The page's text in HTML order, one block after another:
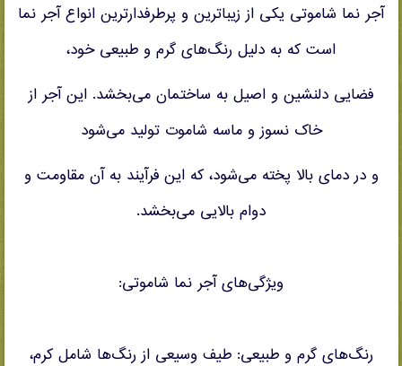
آجر نما شاموتی یکی از زیباترین و پرطرفدارترین انواع آجر نما
است که به دلیل رنگ‌های گرم و طبیعی خود،
فضایی دلنشین و اصیل به ساختمان می‌بخشد. این آجر از
خاک نسوز و ماسه شاموت تولید می‌شود
و در دمای بالا پخته می‌شود، که این فرآیند به آن مقاومت و
دوام بالایی می‌بخشد.
ویژگی‌های آجر نما شاموتی:
رنگ‌های گرم و طبیعی: طیف وسیعی از رنگ‌ها شامل کرم،